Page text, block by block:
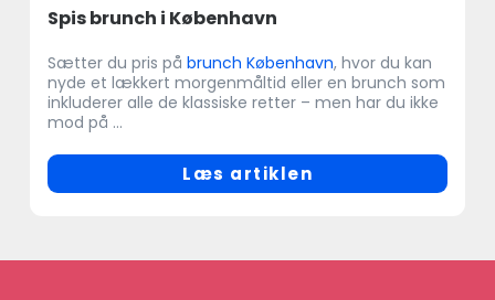
Spis brunch i København
Sætter du pris på brunch København, hvor du kan
nyde et lækkert morgenmåltid eller en brunch som
inkluderer alle de klassiske retter – men har du ikke
mod på ...
Læs artiklen